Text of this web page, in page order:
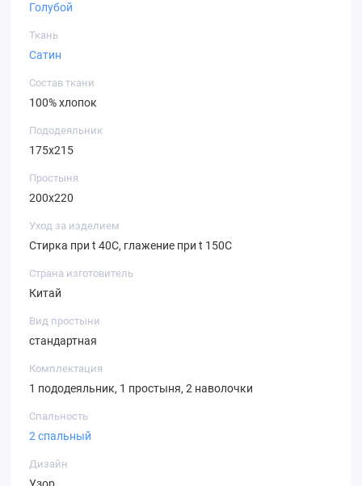
Голубой
Ткань
Сатин
Состав ткани
100% хлопок
Пододеяльник
175х215
Простыня
200х220
Уход за изделием
Стирка при t 40С, глажение при t 150С
Страна изготовитель
Китай
Вид простыни
стандартная
Комплектация
1 пододеяльник, 1 простыня, 2 наволочки
Спальность
2 спальный
Дизайн